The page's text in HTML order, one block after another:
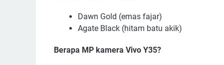
Dawn Gold (emas fajar)
Agate Black (hitam batu akik)
Berapa MP kamera Vivo Y35?